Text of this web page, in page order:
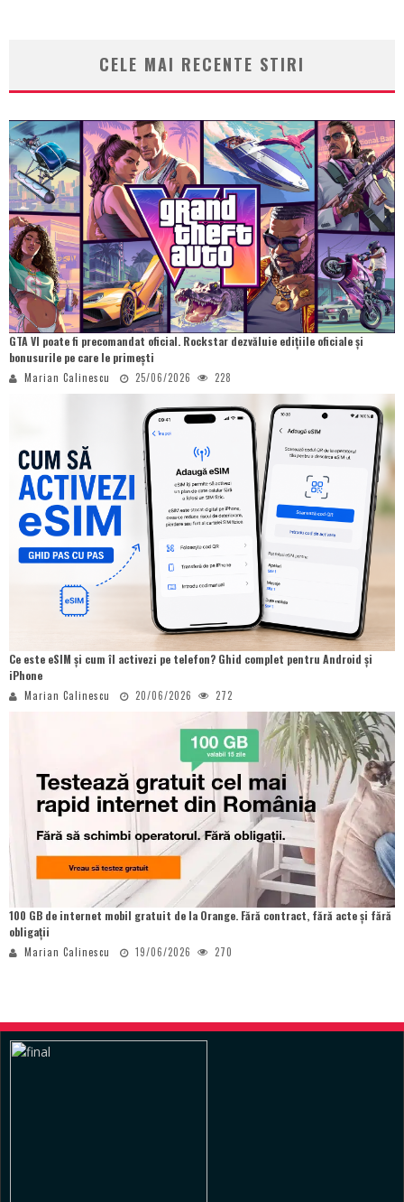
CELE MAI RECENTE STIRI
GTA VI poate fi precomandat oficial. Rockstar dezvăluie edițiile oficiale și
bonusurile pe care le primești
Marian Calinescu 25/06/2026 228
Ce este eSIM și cum îl activezi pe telefon? Ghid complet pentru Android și
iPhone
Marian Calinescu 20/06/2026 272
100 GB de internet mobil gratuit de la Orange. Fără contract, fără acte și fără
obligații
Marian Calinescu 19/06/2026 270